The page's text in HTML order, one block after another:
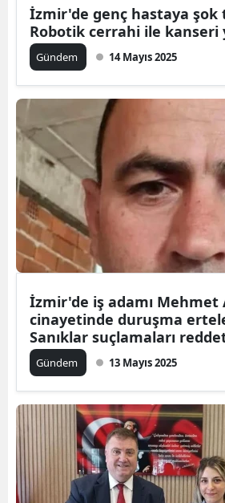
İzmir'de genç hastaya şok
Robotik cerrahi ile kanseri
Gündem 14 Mayıs 2025
İzmir'de iş adamı Mehmet
cinayetinde duruşma
Sanıklar suçlamaları
Gündem 13 Mayıs 2025